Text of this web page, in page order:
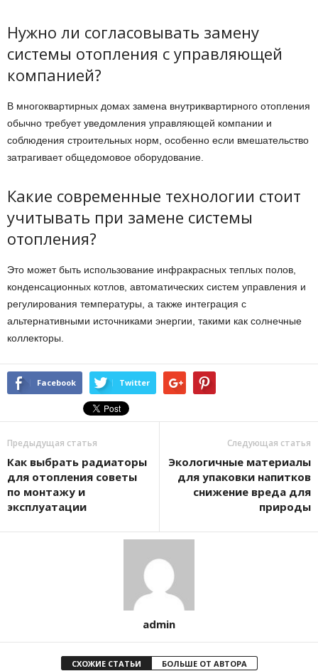
Нужно ли согласовывать замену
системы отопления с управляющей
компанией?
В многоквартирных домах замена внутриквартирного отопления
обычно требует уведомления управляющей компании и
соблюдения строительных норм, особенно если вмешательство
затрагивает общедомовое оборудование.
Какие современные технологии стоит
учитывать при замене системы
отопления?
Это может быть использование инфракрасных теплых полов,
конденсационных котлов, автоматических систем управления и
регулирования температуры, а также интеграция с
альтернативными источниками энергии, такими как солнечные
коллекторы.
Facebook Twitter
Предыдущая статья
Как выбрать радиаторы
для отопления советы
по монтажу и
эксплуатации
Следующая статья
Экологичные материалы
для упаковки напитков
снижение вреда для
природы
admin
СХОЖИЕ СТАТЬИ БОЛЬШЕ ОТ АВТОРА